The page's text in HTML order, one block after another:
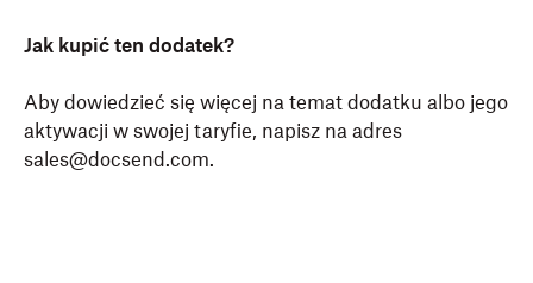
Jak kupić ten dodatek?
Aby dowiedzieć się więcej na temat dodatku albo jego
aktywacji w swojej taryfie, napisz na adres
sales@docsend.com.